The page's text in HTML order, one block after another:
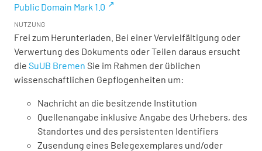
Public Domain Mark 1.0
NUTZUNG
Frei zum Herunterladen. Bei einer Vervielfältigung oder
Verwertung des Dokuments oder Teilen daraus ersucht
die SuUB Bremen Sie im Rahmen der üblichen
wissenschaftlichen Gepflogenheiten um:
Nachricht an die besitzende Institution
Quellenangabe inklusive Angabe des Urhebers, des
Standortes und des persistenten Identifiers
Zusendung eines Belegexemplares und/oder